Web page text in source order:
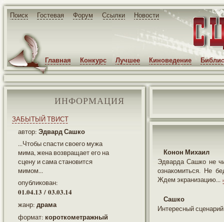
Поиск Гостевая Форум Ссылки Новости
Главная Конкурс Лучшее Киноведение
ИНФОРМАЦИЯ
ЗАБЫТЫЙ ТВИСТ
автор: Эдвард Сашко
...Чтобы спасти своего мужа
мима, жена возвращает его на
сцену и сама становится
мимом...
опубликован:
01.04.13 / 03.03.14
жанр: драма
формат: короткометражный
Конон Михаил
Эдварда Сашко не
ознакомиться. Не
Ждем экранизацию...
Сашко
Интересный